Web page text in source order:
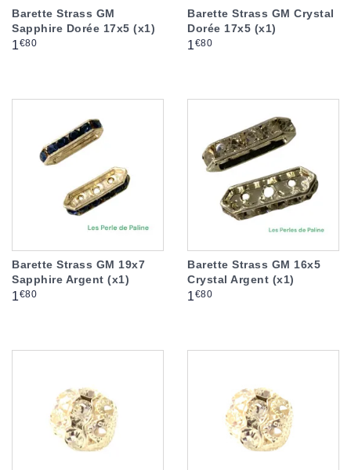
Barette Strass GM
Sapphire Dorée 17x5 (x1)
Prix
1€80
Barette Strass GM Crystal
Dorée 17x5 (x1)
Prix
1€80
Barette Strass GM 19x7
Sapphire Argent (x1)
Prix
1€80
Barette Strass GM 16x5
Crystal Argent (x1)
Prix
1€80